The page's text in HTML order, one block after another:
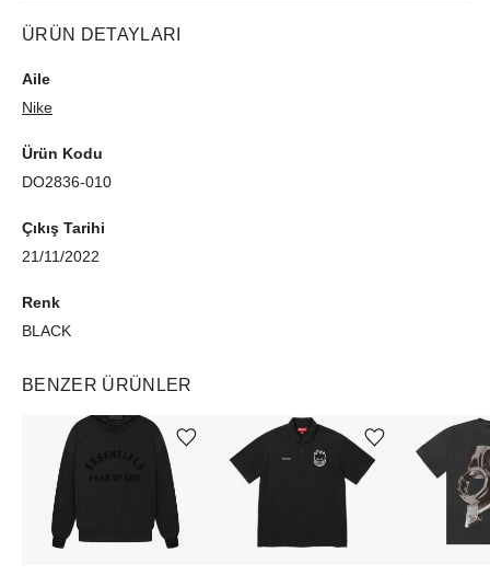
gereken bir ürün.
ÜRÜN DETAYLARI
Aile
Nike
Ürün Kodu
DO2836-010
Çıkış Tarihi
21/11/2022
Renk
BLACK
BENZER ÜRÜNLER
Ürünü istek listesine ekle veya listeden çıkar Ürünü istek listesine ekle veya listeden çıkar